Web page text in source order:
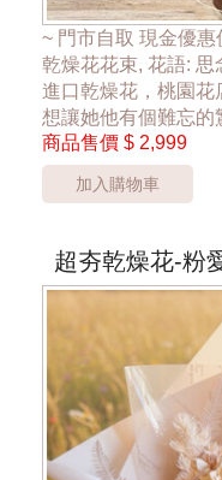
~ 門市自取 現金優惠
乾燥花花束, 花語:
進口乾燥花，桃園花
想讓她他有個難忘的
花店，24hr 網路訂
幸福散播愛的氛圍，
***乾燥花材色彩、
商品售價 $ 2,999
加入購物車
超夯乾燥花-粉